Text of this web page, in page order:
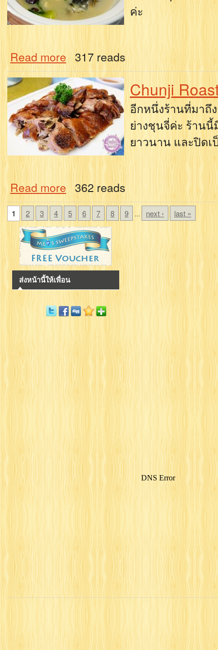
ค่ะ
Read more 317 reads
Chunji
อีกหนึ่งร้านที่มาถึ
ย่างชุนจี่ค่ะ ร้าน
ยาวนาน และปิด
Read more 362 reads
1 2 3 4 5 6 7 8 9 … next › last »
ส่งหน้านี้ให้เพื่อน